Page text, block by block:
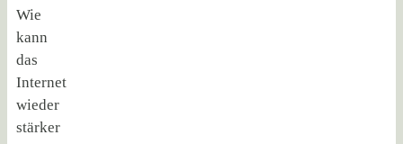
Wie
kann
das
Internet
wieder
stärker